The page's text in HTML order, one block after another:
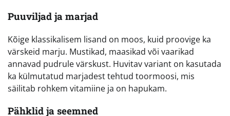
Puuviljad ja marjad
Kõige klassikalisem lisand on moos, kuid proovige ka
värskeid marju. Mustikad, maasikad või vaarikad
annavad pudrule värskust. Huvitav variant on kasutada
ka külmutatud marjadest tehtud toormoosi, mis
säilitab rohkem vitamiine ja on hapukam.
Pähklid ja seemned